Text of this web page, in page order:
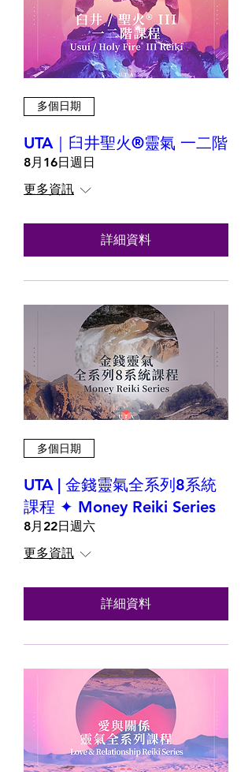
多個日期
UTA｜臼井聖火®靈氣 一二階
8月16日週日
更多資訊
詳細資料
多個日期
UTA | 金錢靈氣全系列8系統
課程 ✦ Money Reiki Series
8月22日週六
更多資訊
詳細資料